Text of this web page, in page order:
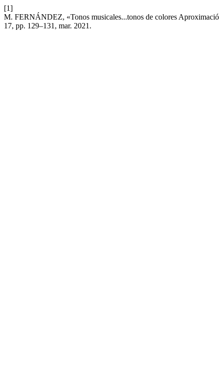
[1]
M. FERNÁNDEZ, «Tonos musicales...tonos de colores
17, pp. 129–131, mar. 2021.